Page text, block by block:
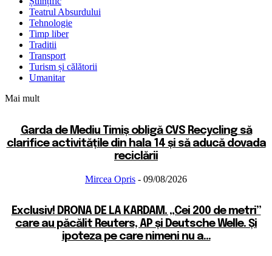
Teatrul Absurdului
Tehnologie
Timp liber
Traditii
Transport
Turism și călătorii
Umanitar
Mai mult
Garda de Mediu Timiș obligă CVS Recycling să
clarifice activitățile din hala 14 și să aducă dovada
reciclării
Mircea Opris - 09/08/2026
Exclusiv! DRONA DE LA KARDAM. „Cei 200 de metri”
care au păcălit Reuters, AP și Deutsche Welle. Și
ipoteza pe care nimeni nu a...